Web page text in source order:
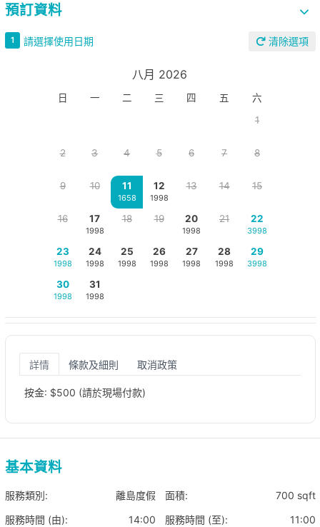
預訂資料
1 請選擇使用日期 清除選項
八月 2026
日 一 二 三 四 五
六
1
2 3 4 5 6 7 8
9 10 11
1658
12
1998
13 14 15
16 17
1998
18 19 20
1998
21 22
3998
23
1998
24
1998
25
1998
26
1998
27
1998
28
1998
29
3998
30
1998
31
1998
詳情 條款及細則 取消政策
按金: $500 (請於現場付款)
基本資料
服務類別: 離島度假 面積:
700 sqft
服務時間 (由):
14:00 服務時間 (至): 11:00